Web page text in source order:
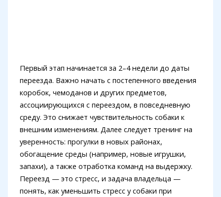
Первый этап начинается за 2–4 недели до даты
переезда. Важно начать с постепенного введения
коробок, чемоданов и других предметов,
ассоциирующихся с переездом, в повседневную
среду. Это снижает чувствительность собаки к
внешним изменениям. Далее следует тренинг на
уверенность: прогулки в новых районах,
обогащение среды (например, новые игрушки,
запахи), а также отработка команд на выдержку.
Переезд — это стресс, и задача владельца —
понять, как уменьшить стресс у собаки при